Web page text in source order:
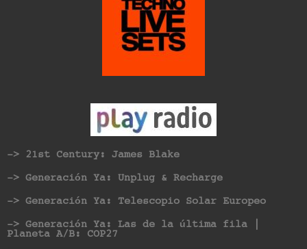
-> 21st Century: James Blake
-> Generación Ya: Unplug & Recharge
-> Generación Ya: Telescopio Solar Europeo
-> Generación Ya: Las de la última fila |
Planeta A/B: COP27